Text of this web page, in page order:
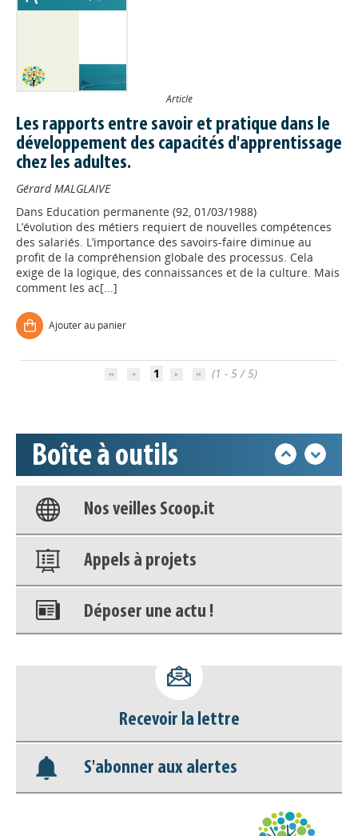
Article
Les rapports entre savoir et pratique dans le
développement des capacités d'apprentissage
chez les adultes.
Gérard MALGLAIVE
Dans Education permanente (92, 01/03/1988)
L’évolution des métiers requiert de nouvelles compétences
des salariés. L’importance des savoirs-faire diminue au
profit de la compréhension globale des processus. Cela
exige de la logique, des connaissances et de la culture. Mais
comment les ac[...]
Ajouter au panier
1 (1 - 5 / 5)
Boîte à outils
Appels à projets
Base documentaire
Nos veilles Scoop.it
Appels à projets
Déposer une actu !
déconnecter)
Base documentaire
Nos veilles Scoop.it
Recevoir la lettre
S'abonner aux alertes